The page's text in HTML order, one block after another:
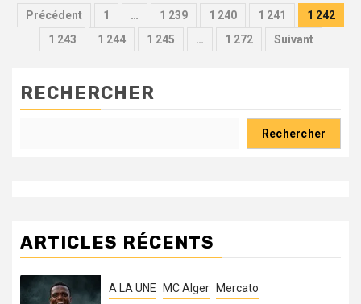
Pagination
des
Précédent 1 … 1 239 1 240 1 241
1 242
1 243
1 244 1 245 … 1 272 Suivant
RECHERCHER
Rechercher
ARTICLES RÉCENTS
A LA UNE MC Alger Mercato